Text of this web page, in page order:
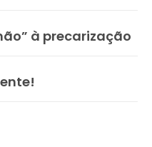
à precarização